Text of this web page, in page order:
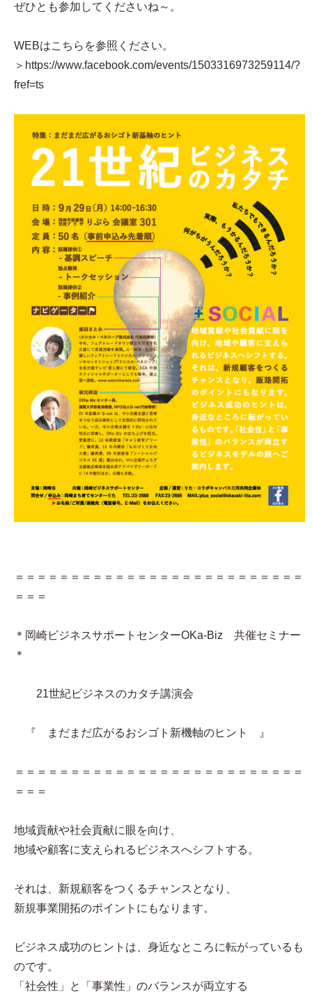
ぜひとも参加してくださいね～。
WEBはこちらを参照ください。
＞https://www.facebook.com/events/1503316973259114/?
fref=ts
＝＝＝＝＝＝＝＝＝＝＝＝＝＝＝＝＝＝＝＝＝＝＝＝＝＝
＝＝＝
＊岡崎ビジネスサポートセンターOKa-Biz 共催セミナー
＊
21世紀ビジネスのカタチ講演会
『 まだまだ広がるおシゴト新機軸のヒント 』
＝＝＝＝＝＝＝＝＝＝＝＝＝＝＝＝＝＝＝＝＝＝＝＝＝＝
＝＝＝
地域貢献や社会貢献に眼を向け、
地域や顧客に支えられるビジネスへシフトする。
それは、新規顧客をつくるチャンスとなり、
新規事業開拓のポイントにもなります。
ビジネス成功のヒントは、身近なところに転がっているも
のです。
「社会性」と「事業性」のバランスが両立する